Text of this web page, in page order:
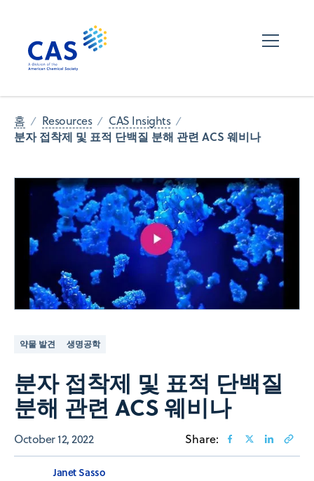
홈 Resources CAS Insights
분자 접착제 및 표적 단백질 분해 관련 ACS 웨비나
약물 발견 생명공학
분자 접착제 및 표적 단백질
분해 관련 ACS 웨비나
October 12, 2022 Share:
Janet Sasso